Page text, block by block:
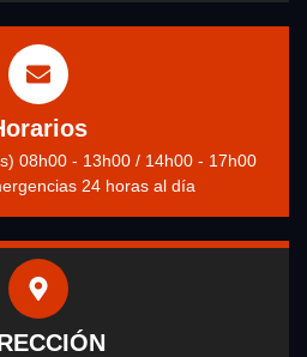
08h00 - 13h00 / 14h00 - 17h00
24 horas al día